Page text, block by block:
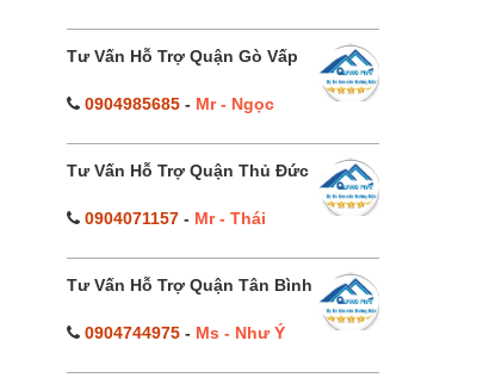
Tư Vấn Hỗ Trợ Quận Gò Vấp
0904985685- Mr - Ngọc
Tư Vấn Hỗ Trợ Quận Thủ Đức
0904071157- Mr - Thái
Tư Vấn Hỗ Trợ Quận Tân Bình
0904744975- Ms - Như Ý